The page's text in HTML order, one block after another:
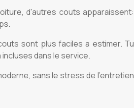
d'autres couts apparaissent:
sont plus faciles a estimer. Tu
dans le service.
sans le stress de l'entretien